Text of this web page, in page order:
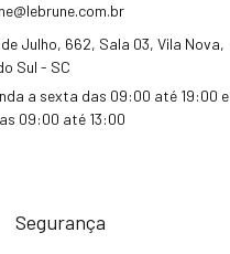
de Julho, 662, Sala 03, Vila Nova,
Sul - SC
a sexta das 09:00 até 19:00 e
09:00 até 13:00
Segurança